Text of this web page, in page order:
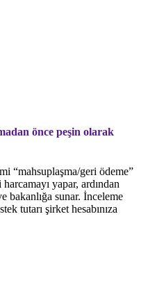
önce peşin olarak
“mahsuplaşma/geri ödeme”
yapar, ardından
bakanlığa sunar. İnceleme
tutarı şirket hesabınıza